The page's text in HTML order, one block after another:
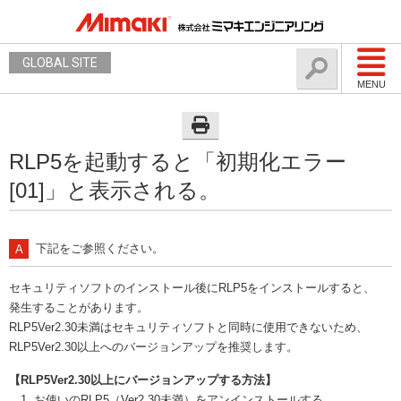
MENU
GLOBAL SITE
RLP5を起動すると「初期化エラー
[01]」と表示される。
下記をご参照ください。
セキュリティソフトのインストール後にRLP5をインストールすると、
発生することがあります。
RLP5Ver2.30未満はセキュリティソフトと同時に使用できないため、
RLP5Ver2.30以上へのバージョンアップを推奨します。
【RLP5Ver2.30以上にバージョンアップする方法】